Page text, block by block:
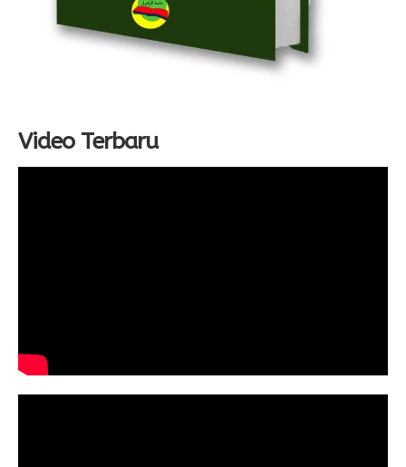
Video Terbaru